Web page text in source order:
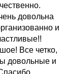
довольна
и
Все четко,
довольные и